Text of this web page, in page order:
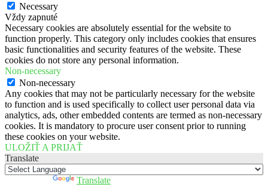
Necessary
Vždy zapnuté
Necessary cookies are absolutely essential for the website to
function properly. This category only includes cookies that ensures
basic functionalities and security features of the website. These
cookies do not store any personal information.
Non-necessary
Non-necessary
Any cookies that may not be particularly necessary for the website
to function and is used specifically to collect user personal data via
analytics, ads, other embedded contents are termed as non-necessary
cookies. It is mandatory to procure user consent prior to running
these cookies on your website.
ULOŽIŤ A PRIJAŤ
Translate
Translate